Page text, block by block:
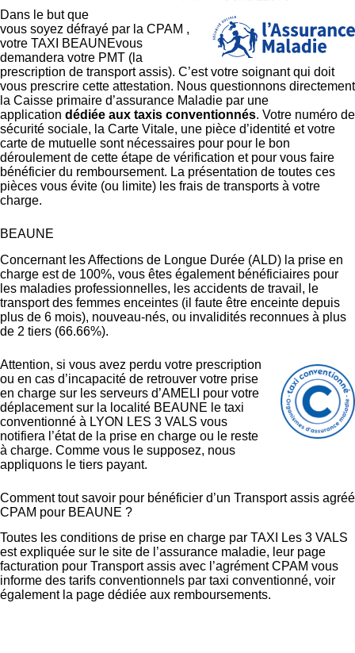
Dans le but que
vous soyez défrayé par la CPAM ,
votre TAXI BEAUNEvous
demandera votre PMT (la
prescription de transport assis). C’est votre soignant qui doit
vous prescrire cette attestation. Nous questionnons directement
la Caisse primaire d’assurance Maladie par une
application dédiée aux taxis conventionnés. Votre numéro de
sécurité sociale, la Carte Vitale, une pièce d’identité et votre
carte de mutuelle sont nécessaires pour pour le bon
déroulement de cette étape de vérification et pour vous faire
bénéficier du remboursement. La présentation de toutes ces
pièces vous évite (ou limite) les frais de transports à votre
charge.
BEAUNE
Concernant les Affections de Longue Durée (ALD) la prise en
charge est de 100%, vous êtes également bénéficiaires pour
les maladies professionnelles, les accidents de travail, le
transport des femmes enceintes (il faute être enceinte depuis
plus de 6 mois), nouveau-nés, ou invalidités reconnues à plus
de 2 tiers (66.66%).
Attention, si vous avez perdu votre prescription
ou en cas d’incapacité de retrouver votre prise
en charge sur les serveurs d’AMELI pour votre
déplacement sur la localité BEAUNE le taxi
conventionné à LYON LES 3 VALS vous
notifiera l’état de la prise en charge ou le reste
à charge. Comme vous le supposez, nous
appliquons le tiers payant.
Comment tout savoir pour bénéficier d’un Transport assis agréé
CPAM pour BEAUNE ?
Toutes les conditions de prise en charge par TAXI Les 3 VALS
est expliquée sur le site de l’assurance maladie, leur page
facturation pour Transport assis avec l’agrément CPAM vous
informe des tarifs conventionnels par taxi conventionné, voir
également la page dédiée aux remboursements.